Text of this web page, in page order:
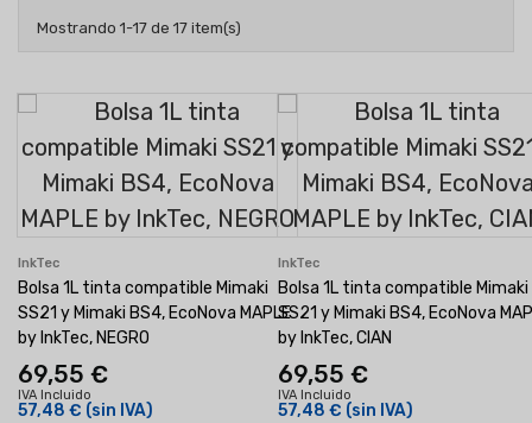
Mostrando 1-17 de 17 item(s)
InkTec
Bolsa 1L tinta compatible Mimaki
SS21 y Mimaki BS4, EcoNova MAPLE
by InkTec, NEGRO
69,55 €
IVA Incluido
57,48 € (sin IVA)
InkTec
Bolsa 1L tinta compatible Mimaki
SS21 y Mimaki BS4, EcoNova
by InkTec, CIAN
69,55 €
IVA Incluido
57,48 € (sin IVA)